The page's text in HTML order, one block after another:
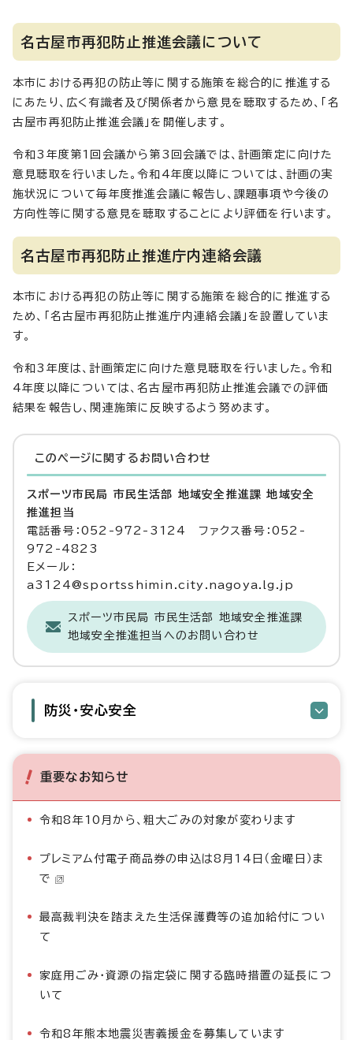
名古屋市再犯防止推進会議について
本市における再犯の防止等に関する施策を総合的に推進する
にあたり、広く有識者及び関係者から意見を聴取するため、「名
古屋市再犯防止推進会議」を開催します。
令和3年度第1回会議から第3回会議では、計画策定に向けた
意見聴取を行いました。令和4年度以降については、計画の実
施状況について毎年度推進会議に報告し、課題事項や今後の
方向性等に関する意見を聴取することにより評価を行います。
名古屋市再犯防止推進庁内連絡会議
本市における再犯の防止等に関する施策を総合的に推進する
ため、「名古屋市再犯防止推進庁内連絡会議」を設置していま
す。
令和3年度は、計画策定に向けた意見聴取を行いました。令和
4年度以降については、名古屋市再犯防止推進会議での評価
結果を報告し、関連施策に反映するよう努めます。
このページに関する お問い合わせ
スポーツ市民局 市民生活部 地域安全推進課 地域安全
推進担当
電話番号：052-972-3124 ファクス番号：052-
972-4823
Eメール：
a3124@sportsshimin.city.nagoya.lg.jp
スポーツ市民局 市民生活部 地域安全推進課
地域安全推進担当へのお問い合わせ
防災・安心安全
重要なお知らせ
令和8年10月から、粗大ごみの対象が変わります
プレミアム付電子商品券の申込は8月14日（金曜日）ま
で
最高裁判決を踏まえた生活保護費等の追加給付につい
て
家庭用ごみ・資源の指定袋に関する臨時措置の延長につ
いて
令和8年熊本地震災害義援金を募集しています